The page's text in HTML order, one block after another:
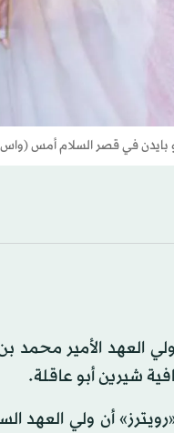
بايدن في قصر السلام أمس
العهد الأمير محمد
شيرين أبو عاقلة.
أن ولي العهد